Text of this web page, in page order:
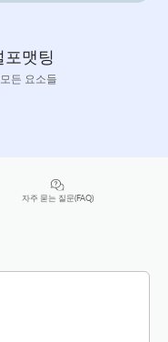
포맷팅
든 요소들
자주 묻는 질문(FAQ)